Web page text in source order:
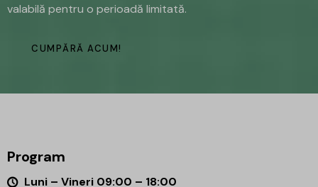
valabilă pentru o perioadă limitată.
CUMPĂRĂ ACUM!
Program
Luni – Vineri 09:00 – 18:00